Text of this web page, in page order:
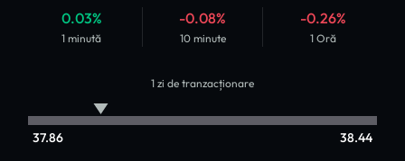
0.03%
1 minută
-0.08%
10 minute
-0.26%
1 Oră
1 zi de tranzacționare
37.86 38.44